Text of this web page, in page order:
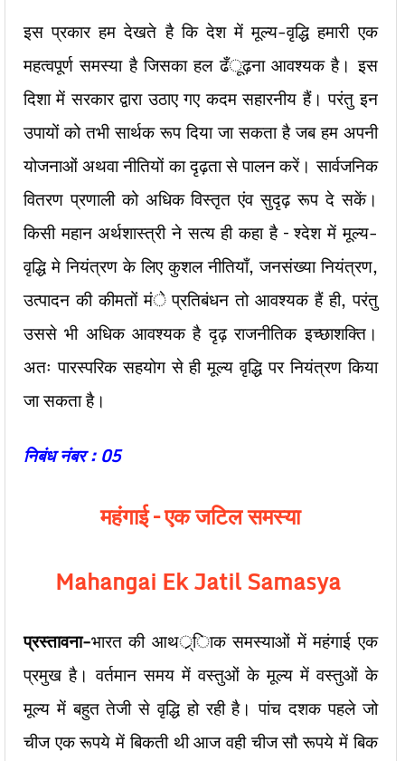
इस प्रकार हम देखते है कि देश में मूल्य-वृद्धि हमारी एक
महत्वपूर्ण समस्या है जिसका हल ढँूढ़ना आवश्यक है। इस
दिशा में सरकार द्वारा उठाए गए कदम सहारनीय हैं। परंतु इन
उपायों को तभी सार्थक रूप दिया जा सकता है जब हम अपनी
योजनाओं अथवा नीतियों का दृढ़ता से पालन करें। सार्वजनिक
वितरण प्रणाली को अधिक विस्तृत एंव सुदृढ़ रूप दे सकें।
किसी महान अर्थशास्त्री ने सत्य ही कहा है – श्देश में मूल्य-
वृद्धि मे नियंत्रण के लिए कुशल नीतियाँ, जनसंख्या नियंत्रण,
उत्पादन की कीमतों मंे प्रतिबंधन तो आवश्यक हैं ही, परंतु
उससे भी अधिक आवश्यक है दृढ़ राजनीतिक इच्छाशक्ति।
अतः पारस्परिक सहयोग से ही मूल्य वृद्धि पर नियंत्रण किया
जा सकता है।
निबंध नंबर : 05
महंगाई – एक जटिल समस्या
Mahangai Ek Jatil Samasya
प्रस्तावना-भारत की आथर््िाक समस्याओं में महंगाई एक
प्रमुख है। वर्तमान समय में वस्तुओं के मूल्य में वस्तुओं के
मूल्य में बहुत तेजी से वृद्धि हो रही है।पांच दशक पहले जो
चीज एक रूपये में बिकती थी आज वही चीज सौ रूपये में बिक